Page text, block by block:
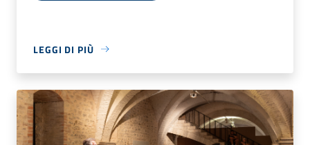
LEGGI DI PIÙ